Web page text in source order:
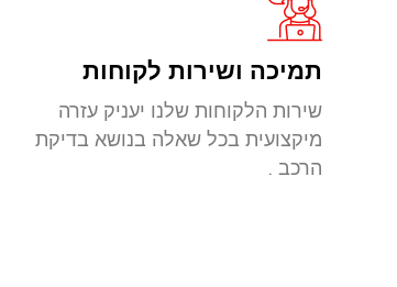
תמיכה ושירות לקוחות
שירות הלקוחות שלנו יעניק עזרה
מיקצועית בכל שאלה בנושא בדיקת
הרכב .